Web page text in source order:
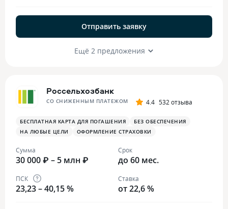
Отправить заявку
Ещё 2 предложения
Россельхозбанк
СО СНИЖЕННЫМ ПЛАТЕЖОМ 4.4 532 отзыва
БЕСПЛАТНАЯ КАРТА ДЛЯ ПОГАШЕНИЯ
БЕЗ ОБЕСПЕЧЕНИЯ
НА ЛЮБЫЕ ЦЕЛИ
ОФОРМЛЕНИЕ СТРАХОВКИ
Сумма
30 000 ₽ – 5 млн ₽
Срок
до 60 мес.
ПСК
23,23 – 40,15 %
Ставка
от 22,6 %